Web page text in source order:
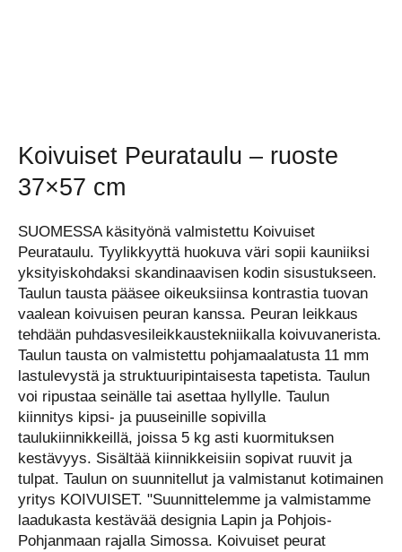
Koivuiset Peurataulu – ruoste
37×57 cm
SUOMESSA käsityönä valmistettu Koivuiset
Peurataulu. Tyylikkyyttä huokuva väri sopii kauniiksi
yksityiskohdaksi skandinaavisen kodin sisustukseen.
Taulun tausta pääsee oikeuksiinsa kontrastia tuovan
vaalean koivuisen peuran kanssa. Peuran leikkaus
tehdään puhdasvesileikkaustekniikalla koivuvanerista.
Taulun tausta on valmistettu pohjamaalatusta 11 mm
lastulevystä ja struktuuripintaisesta tapetista. Taulun
voi ripustaa seinälle tai asettaa hyllylle. Taulun
kiinnitys kipsi- ja puuseinille sopivilla
taulukiinnikkeillä, joissa 5 kg asti kuormituksen
kestävyys. Sisältää kiinnikkeisiin sopivat ruuvit ja
tulpat. Taulun on suunnitellut ja valmistanut kotimainen
yritys KOIVUISET. "Suunnittelemme ja valmistamme
laadukasta kestävää designia Lapin ja Pohjois-
Pohjanmaan rajalla Simossa. Koivuiset peurat